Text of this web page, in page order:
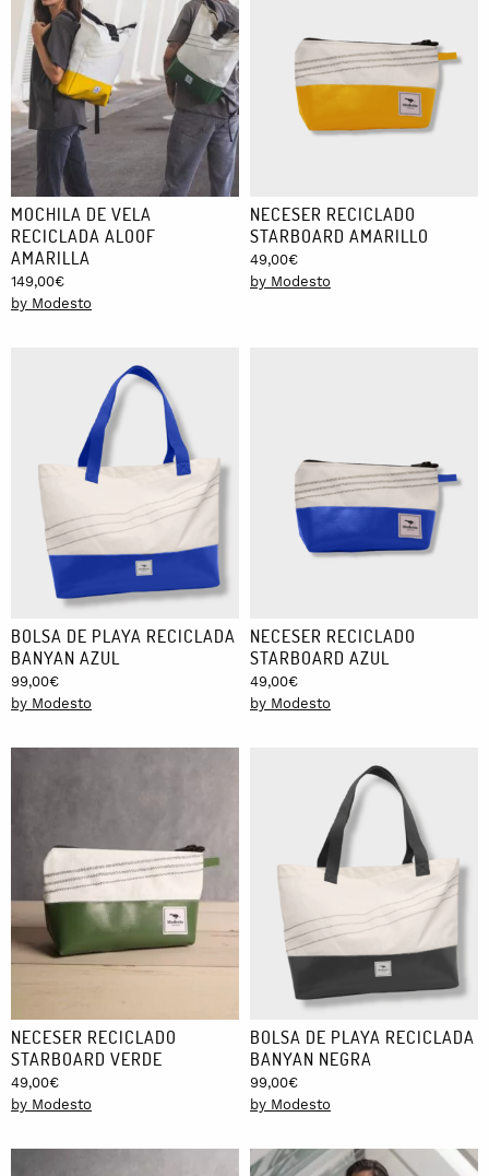
MOCHILA DE VELA
RECICLADA ALOOF
AMARILLA
149,00€
by Modesto
NECESER RECICLADO
STARBOARD AMARILLO
49,00€
by Modesto
BOLSA DE PLAYA RECICLADA
BANYAN AZUL
99,00€
by Modesto
NECESER RECICLADO
STARBOARD AZUL
49,00€
by Modesto
NECESER RECICLADO
STARBOARD VERDE
49,00€
by Modesto
BOLSA DE PLAYA RECICLADA
BANYAN NEGRA
99,00€
by Modesto